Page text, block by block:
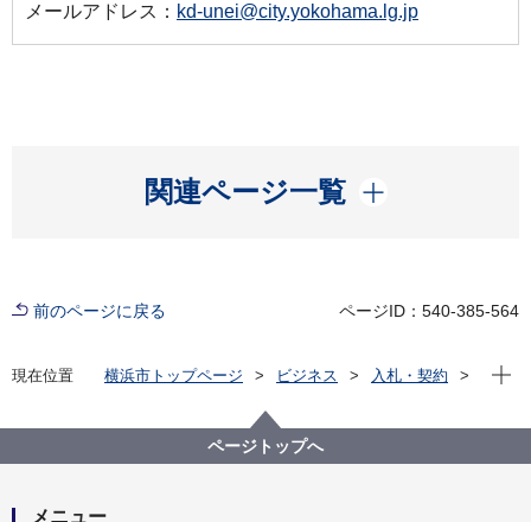
メールアドレス： kd-unei@city.yokohama.lg.jp
関連ページ一覧
開く
前のページに戻る ページID：540-385-564
現在位置 横浜市トップページ ビジネス
入札・契約
【入札結果公表】【公募型指名競争入札】令和７年度
不適切保育に関する専用相談窓口業務委託
現在
ページトップへ
メニュー